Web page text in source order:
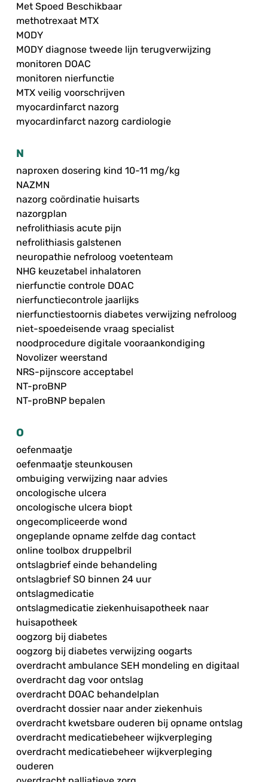
Met Spoed Beschikbaar
methotrexaat MTX
MODY
MODY diagnose tweede lijn terugverwijzing
monitoren DOAC
monitoren nierfunctie
MTX veilig voorschrijven
myocardinfarct nazorg
myocardinfarct nazorg cardiologie
N
naproxen dosering kind 10-11 mg/kg
NAZMN
nazorg coördinatie huisarts
nazorgplan
nefrolithiasis acute pijn
nefrolithiasis galstenen
neuropathie nefroloog voetenteam
NHG keuzetabel inhalatoren
nierfunctie controle DOAC
nierfunctiecontrole jaarlijks
nierfunctiestoornis diabetes verwijzing nefroloog
niet-spoedeisende vraag specialist
noodprocedure digitale vooraankondiging
Novolizer weerstand
NRS-pijnscore acceptabel
NT-proBNP
NT-proBNP bepalen
O
oefenmaatje
oefenmaatje steunkousen
ombuiging verwijzing naar advies
oncologische ulcera
oncologische ulcera biopt
ongecompliceerde wond
ongeplande opname zelfde dag contact
online toolbox druppelbril
ontslagbrief einde behandeling
ontslagbrief SO binnen 24 uur
ontslagmedicatie
ontslagmedicatie ziekenhuisapotheek naar
huisapotheek
oogzorg bij diabetes
oogzorg bij diabetes verwijzing oogarts
overdracht ambulance SEH mondeling en digitaal
overdracht dag voor ontslag
overdracht DOAC behandelplan
overdracht dossier naar ander ziekenhuis
overdracht kwetsbare ouderen bij opname ontslag
overdracht medicatiebeheer wijkverpleging
overdracht medicatiebeheer wijkverpleging
ouderen